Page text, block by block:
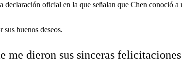
oficial en la que señalan que Chen conoció
buenos deseos.
me dieron sus sinceras